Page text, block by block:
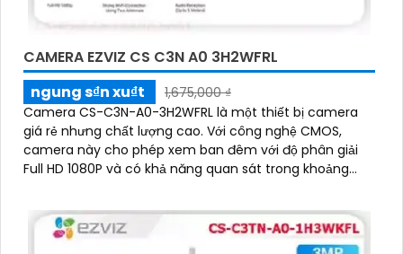
CAMERA EZVIZ CS C3N A0 3H2WFRL
ngung s₫n xu₫t
1,675,000 ₫
Camera CS-C3N-A0-3H2WFRL là một thiết bị camera
giá rẻ nhưng chất lượng cao. Với công nghệ CMOS,
camera này cho phép xem ban đêm với độ phân giải
Full HD 1080P và có khả năng quan sát trong khoảng